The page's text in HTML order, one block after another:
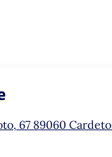
67 89060 Cardeto